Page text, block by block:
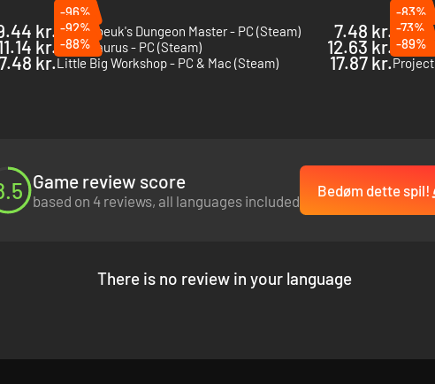
kr.
-96%
Naheulbeuk's Dungeon Master - PC (Steam)
7.48 kr.
-83%
Airport
kr.
-92%
Parkasaurus - PC (Steam)
12.63 kr.
-73%
Fly
kr.
-88%
Little Big Workshop - PC & Mac (Steam)
17.87 kr.
-89%
Game review score
based on 4 reviews, all languages included
Bedøm dette spil!
There is no review in your language